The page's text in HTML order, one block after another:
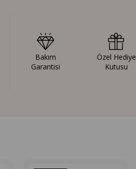
Bakım
Garantisi
Özel Hediye
Kutusu